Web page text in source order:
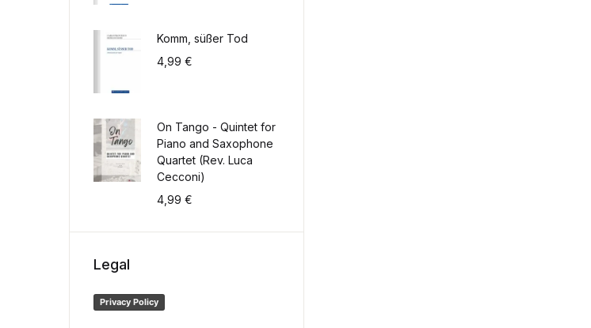
Komm, süßer Tod
4,99 €
On Tango - Quintet for
Piano and Saxophone
Quartet (Rev. Luca
Cecconi)
4,99 €
Legal
Privacy Policy